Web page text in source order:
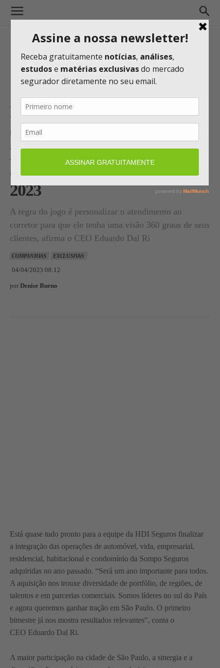
HDI Seguros aposta na
diversificação e na
personalização do
atendimento para crescer em
2023
A regra do jogo é personalizar o atendimento ao
corretor para que ele tenha uma visão 360 graus de seus
clientes, afirma o CEO Eduardo Dal Ri
COMPANHIAS EXCLUSIVAS
04/04/2023 08:12
por Denise Bueno
Está quase tudo pronto para a equipe da HDI Seguros finalizar
a integração das operações de automóvel, vida, empresarial,
residencial, habitacional e condomínio da Sompo Seguros
adquiridas no ano passado. “Será um ano importante para todos.
A aquisição nos trouxe diversidade de portfólio, de regiões, de
talentos e em parcerias comerciais. Somos líderes no sul do País
e agora queremos ganhar tração em São Paulo. O primeiro
bimestre já nos mostra resultados relevantes”, conta o
CEO Eduardo Dal Ri.
A maior participação na cidade de São Paulo, a sinergia e a